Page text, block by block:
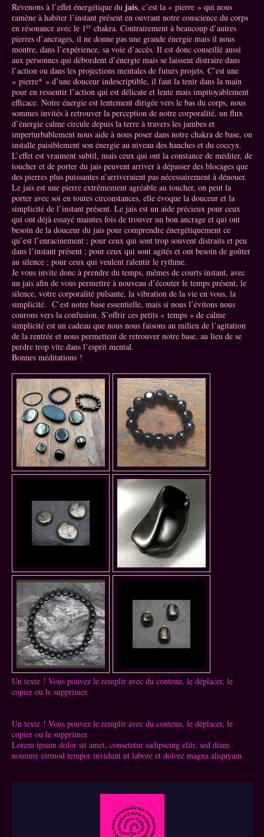
Revenons à l’effet énergétique du jais, c’est la « pierre » qui nous
ramène à habiter l’instant présent en ouvrant notre conscience du corps
en résonance avec le 1er chakra. Contrairement à beaucoup d’autres
pierres d’ancrages, il ne donne pas une grande énergie mais il nous
montre, dans l’expérience, sa voie d’accès. Il est donc conseillé aussi
aux personnes qui débordent d’énergie mais se laissent distraire dans
l’action ou dans les projections mentales de futurs projets. C’est une
« pierre* » d’une douceur indescriptible, il faut la tenir dans la main
pour en ressentir l’action qui est délicate et lente mais impitoyablement
efficace. Notre énergie est lentement dirigée vers le bas du corps, nous
sommes invités à retrouver la perception de notre corporalité, un flux
d’énergie calme circule depuis la terre à travers les jambes et
imperturbablement nous aide à nous poser dans notre chakra de base, on
installe paisiblement son énergie au niveau des hanches et du coccyx.
L’effet est vraiment subtil, mais ceux qui ont la constance de méditer, de
toucher et de porter du jais peuvent arriver à dépasser des blocages que
des pierres plus puissantes n’arriveraient pas nécessairement à dénouer.
Le jais est une pierre extrêmement agréable au toucher, on peut la
porter avec soi en toutes circonstances, elle évoque la douceur et la
simplicité de l’instant présent. Le jais est un aide précieux pour ceux
qui ont déjà essayé maintes fois de trouver un bon ancrage et qui ont
besoin de la douceur du jais pour comprendre énergétiquement ce
qu’est l’enracinement ; pour ceux qui sont trop souvent distraits et peu
dans l’instant présent ; pour ceux qui sont agités et ont besoin de goûter
au silence ; pour ceux qui veulent ralentir le rythme.
Je vous invite donc à prendre du temps, mêmes de courts instant, avec
un jais afin de vous permettre à nouveau d’écouter le temps présent, le
silence, votre corporalité pulsante, la vibration de la vie en vous, la
simplicité. C’est notre base essentielle, mais si nous l’évitons nous
courons vers la confusion. S’offrir ces petits « temps » de calme
simplicité est un cadeau que nous nous faisons au milieu de l’agitation
de la rentrée et nous permettent de retrouver notre base, au lieu de se
perdre trop vite dans l’esprit mental.
Bonnes méditations !
Un texte ! Vous pouvez le remplir avec du contenu, le déplacer, le
copier ou le supprimer.
Un texte ! Vous pouvez le remplir avec du contenu, le déplacer, le
copier ou le supprimer.
Lorem ipsum dolor sit amet, consetetur sadipscing elitr, sed diam
nonumy eirmod tempor invidunt ut labore et dolore magna aliquyam.